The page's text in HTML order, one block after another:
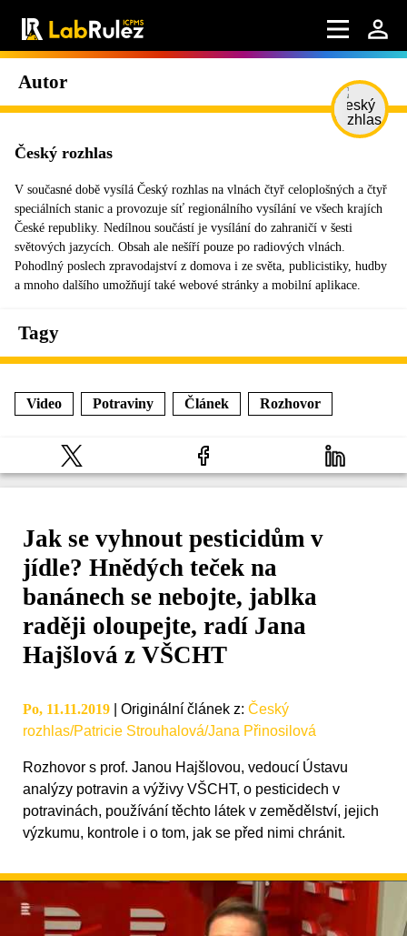
Autor
Český rozhlas
V současné době vysílá Český rozhlas na vlnách čtyř celoplošných a čtyř
speciálních stanic a provozuje síť regionálního vysílání ve všech krajích
České republiky. Nedílnou součástí je vysílání do zahraničí v šesti
světových jazycích. Obsah ale nešíří pouze po radiových vlnách.
Pohodlný poslech zpravodajství z domova i ze světa, publicistiky, hudby
a mnoho dalšího umožňují také webové stránky a mobilní aplikace.
Tagy
Video Potraviny Článek Rozhovor
Jak se vyhnout pesticidům v
jídle? Hnědých teček na
banánech se nebojte, jablka
raději oloupejte, radí Jana
Hajšlová z VŠCHT
Po, 11.11.2019 Originální článek z: Český
rozhlas/Patricie Strouhalová/Jana Přinosilová
Rozhovor s prof. Janou Hajšlovou, vedoucí Ústavu
analýzy potravin a výživy VŠCHT, o pesticidech v
potravinách, používání těchto látek v zemědělství, jejich
výzkumu, kontrole i o tom, jak se před nimi chránit.